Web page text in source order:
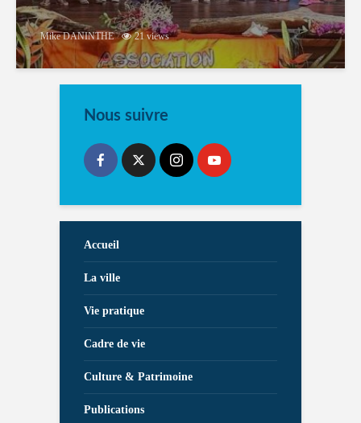
Mike DANINTHE 21 views
Nous suivre
Accueil
La ville
Vie pratique
Cadre de vie
Culture & Patrimoine
Publications